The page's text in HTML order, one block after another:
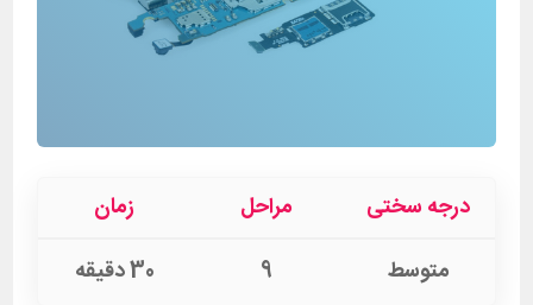
درجه سختی مراحل
زمان
متوسط
9 30 دقیقه